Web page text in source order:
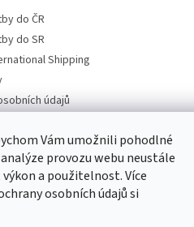
Vám umožnili pohodlné
provozu webu neustále
a použitelnost. Více
osobních údajů si
do ČR
do SR
Shipping
údajů
EN-filmy.cz CD-Soundtrack.cz